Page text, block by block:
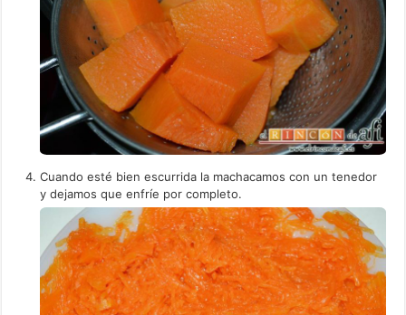
Cuando esté bien escurrida la machacamos con un tenedor
y dejamos que enfríe por completo.